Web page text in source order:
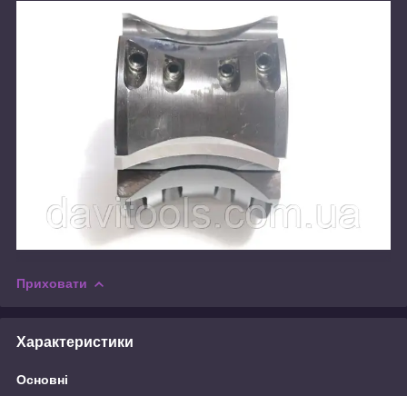
Приховати
Характеристики
Основні